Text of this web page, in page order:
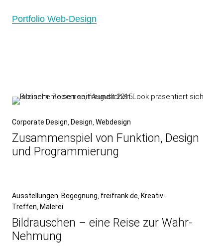
Portfolio Web-Design
Beitragsnavigation
Vorheriger
Beitrag
Corporate Design Design Webdesign
Zusammenspiel von Funktion, Design
und Programmierung
Nächster
Beitrag
Ausstellungen Begegnung freifrank.de Kreativ-
Treffen Malerei
Bildrauschen – eine Reise zur Wahr-
Nehmung